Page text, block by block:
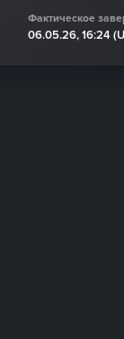
Фактическое
06.05.26, 16:24